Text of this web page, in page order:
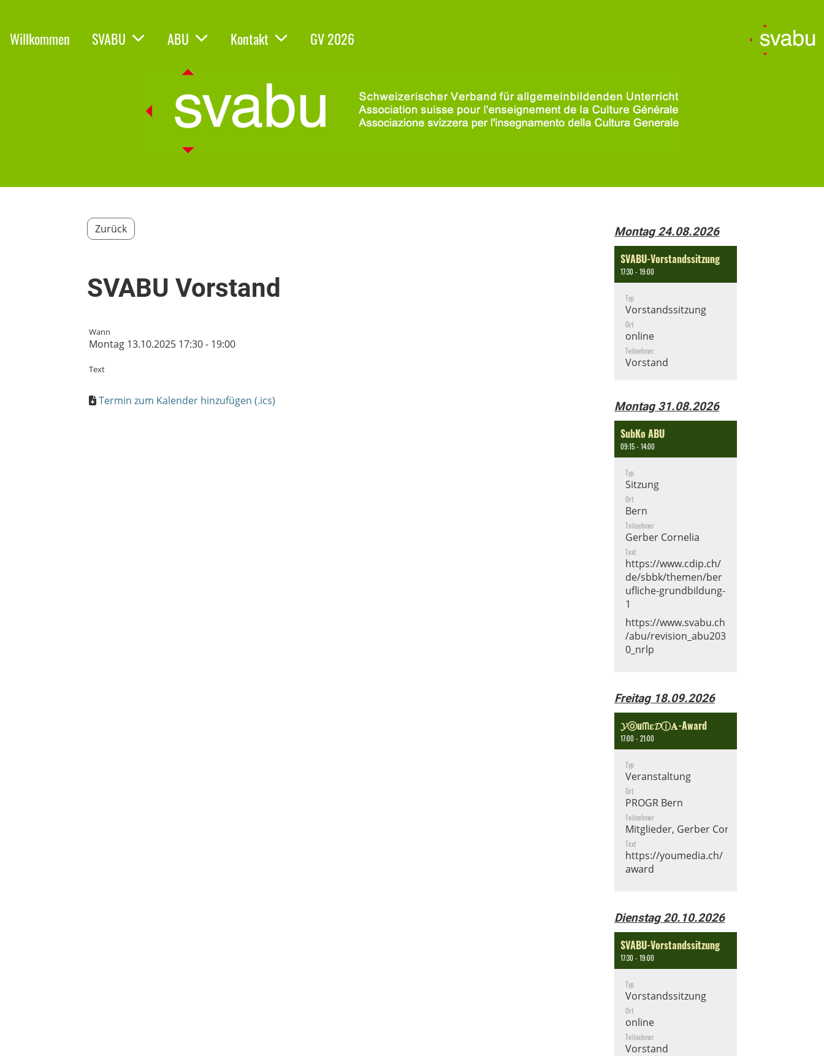
Willkommen SVABU ABU Kontakt GV 2026
Zurück
SVABU Vorstand
Wann
Montag 13.10.2025 17:30 - 19:00
Text
Termin zum Kalender hinzufügen (.ics)
Montag 24.08.2026
SVABU-Vorstandssitzung
17:30 - 19:00
Typ
Vorstandssitzung
Ort
online
Teilnehmer
Vorstand
Montag 31.08.2026
SubKo ABU
09:15 - 14:00
Typ
Sitzung
Ort
Bern
Teilnehmer
Gerber Cornelia
Text
https://www.cdip.ch/
de/sbbk/themen/ber
ufliche-grundbildung-
1
https://www.svabu.ch
/abu/revision_abu203
0_nrlp
Freitag 18.09.2026
𝓨ⓞuᗰɛ𝓓ⓘ𝐀-Award
17:00 - 21:00
Typ
Veranstaltung
Ort
PROGR Bern
Teilnehmer
Mitglieder, Gerber Cornelia
Text
https://youmedia.ch/
award
Dienstag 20.10.2026
SVABU-Vorstandssitzung
17:30 - 19:00
Typ
Vorstandssitzung
Ort
online
Teilnehmer
Vorstand